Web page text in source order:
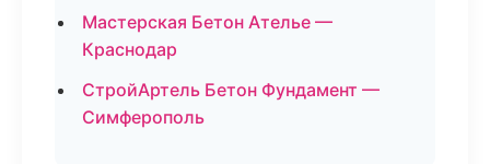
Мастерская Бетон Ателье —
Краснодар
СтройАртель Бетон Фундамент —
Симферополь